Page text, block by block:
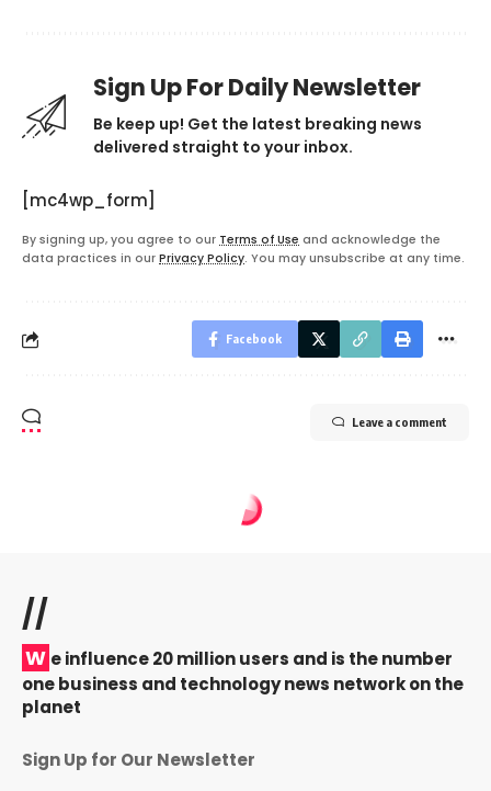
Sign Up For Daily Newsletter
Be keep up! Get the latest breaking news
delivered straight to your inbox.
[mc4wp_form]
By signing up, you agree to our Terms of Use and acknowledge the
data practices in our Privacy Policy. You may unsubscribe at any time.
Facebook
Leave a comment
//
W e influence 20 million users and is the number
one business and technology news network on the
planet
Sign Up for Our Newsletter